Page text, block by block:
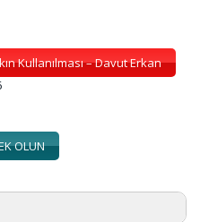
Kullanılması – Davut Erkan
OLUN